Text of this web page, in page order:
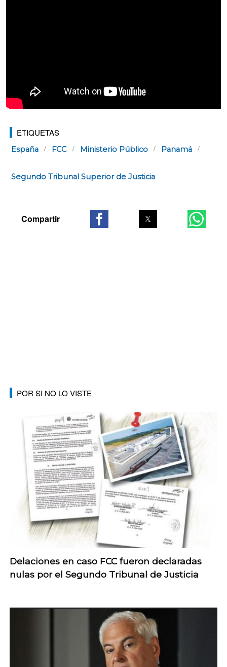
ETIQUETAS
España FCC Ministerio Público Panamá
Segundo Tribunal Superior de Justicia
POR SI NO LO VISTE
Delaciones en caso FCC fueron declaradas
nulas por el Segundo Tribunal de Justicia